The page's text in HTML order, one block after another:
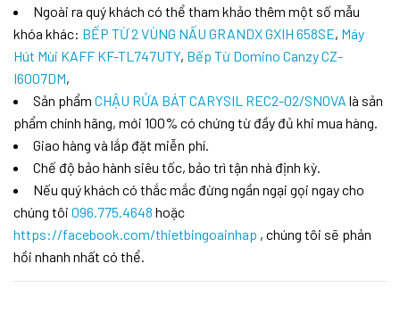
Ngoài ra quý khách có thể tham khảo thêm một số mẫu
khóa khác: BẾP TỪ 2 VÙNG NẤU GRANDX GXIH 658SE, Máy
Hút Mùi KAFF KF-TL747UTY, Bếp Từ Domino Canzy CZ-
I6007DM,
Sản phẩm CHẬU RỬA BÁT CARYSIL REC2-02/SNOVA là sản
phẩm chính hãng, mới 100% có chứng từ đầy đủ khi mua hàng.
Giao hàng và lắp đặt miễn phí.
Chế độ bảo hành siêu tốc, bảo trì tận nhà định kỳ.
Nếu quý khách có thắc mắc đừng ngần ngại gọi ngay cho
chúng tôi 096.775.4648 hoặc
https://facebook.com/thietbingoainhap , chúng tôi sẽ phản
hồi nhanh nhất có thể.